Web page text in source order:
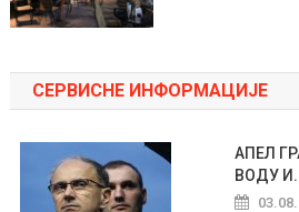
СЕРВИСНЕ ИНФОРМАЦИЈЕ
АПЕЛ
ВОДУ